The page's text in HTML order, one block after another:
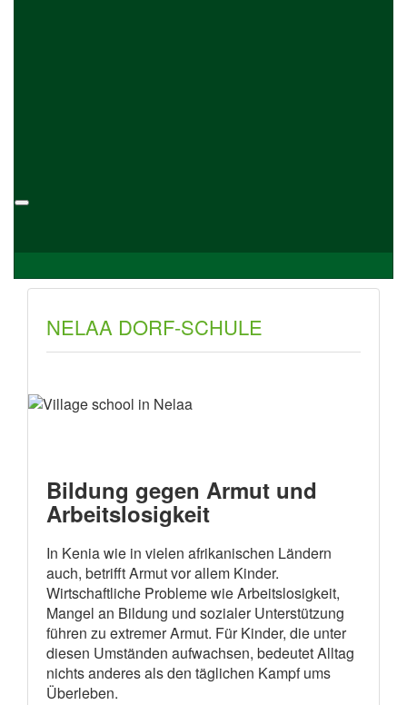
NELAA DORF-SCHULE
Bildung gegen Armut und
Arbeitslosigkeit
In Kenia wie in vielen afrikanischen Ländern
auch, betrifft Armut vor allem Kinder.
Wirtschaftliche Probleme wie Arbeitslosigkeit,
Mangel an Bildung und sozialer Unterstützung
führen zu extremer Armut. Für Kinder, die unter
diesen Umständen aufwachsen, bedeutet Alltag
nichts anderes als den täglichen Kampf ums
Überleben.